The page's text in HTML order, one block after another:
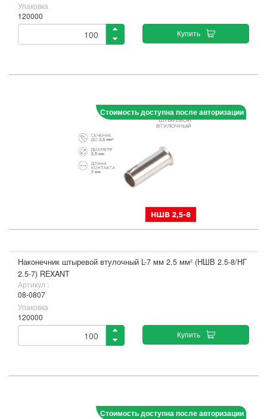
Упаковка
120000
Купить
Стоимость доступна после авторизации
Наконечник штыревой втулочный L-7 мм 2.5 мм² (НШВ 2.5-8/НГ
2.5-7) REXANT
Артикул :
08-0807
Упаковка
120000
Купить
Стоимость доступна после авторизации